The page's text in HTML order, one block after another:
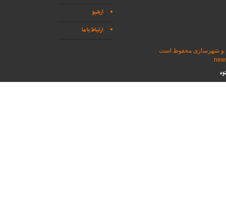
آرشیو
ارتباط با ما
و شهرسازی محفوظ است